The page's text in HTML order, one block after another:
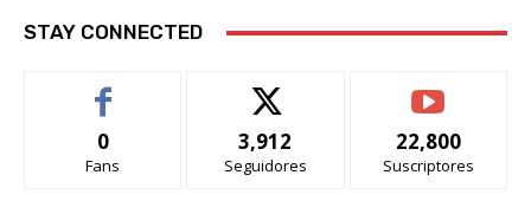
STAY CONNECTED
0
Fans
3,912
Seguidores
22,800
Suscriptores